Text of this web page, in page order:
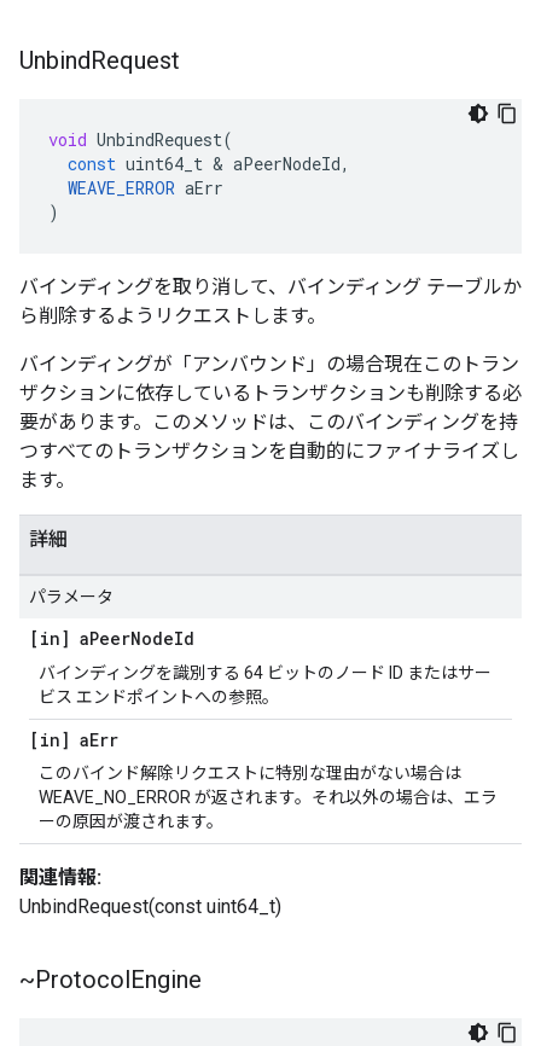
UnbindRequest
void UnbindRequest(
const uint64_t & aPeerNodeId,
WEAVE_ERROR aErr
)
バインディングを取り消して、バインディング テーブルか
ら削除するようリクエストします。
バインディングが「アンバウンド」の場合現在このトラン
ザクションに依存しているトランザクションも削除する必
要があります。このメソッドは、このバインディングを持
つすべてのトランザクションを自動的にファイナライズし
ます。
詳細
パラメータ
[in] aPeerNodeId
バインディングを識別する 64 ビットのノード ID またはサー
ビス エンドポイントへの参照。
[in] aErr
このバインド解除リクエストに特別な理由がない場合は
WEAVE_NO_ERROR が返されます。それ以外の場合は、エラ
ーの原因が渡されます。
関連情報:
UnbindRequest(const uint64_t)
~ProtocolEngine